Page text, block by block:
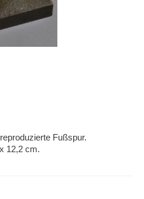
Fußspur.
12,2 cm.